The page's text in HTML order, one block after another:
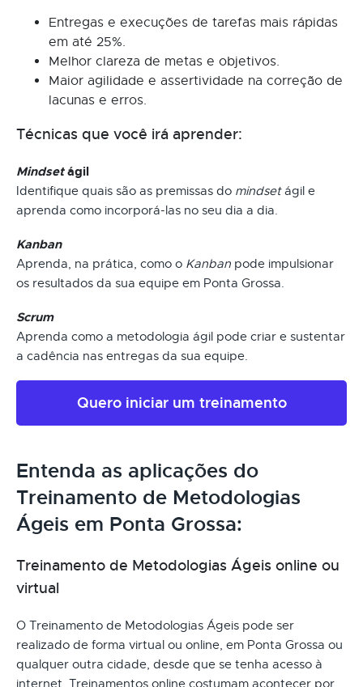
Entregas e execuções de tarefas mais rápidas
em até 25%.
Melhor clareza de metas e objetivos.
Maior agilidade e assertividade na correção de
lacunas e erros.
Técnicas que você irá aprender:
Mindsetágil
Identifique quais são as premissas do mindsetágil e
aprenda como incorporá-las no seu dia a dia.
Kanban
Aprenda, na prática, como o Kanban pode impulsionar
os resultados da sua equipe em Ponta Grossa.
Scrum
Aprenda como a metodologia ágil pode criar e sustentar
a cadência nas entregas da sua equipe.
Quero iniciar um treinamento
Entenda as aplicações do
Treinamento de Metodologias
Ágeis em Ponta Grossa:
Treinamento de Metodologias Ágeis online ou
virtual
O Treinamento de Metodologias Ágeis pode ser
realizado de forma virtual ou online, em Ponta Grossa ou
qualquer outra cidade, desde que se tenha acesso à
internet. Treinamentos online costumam acontecer por